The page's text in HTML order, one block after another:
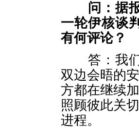
问：据
一轮伊核谈
有何评论？
答：我们
双边会晤的
方都在继续
照顾彼此关
进程。